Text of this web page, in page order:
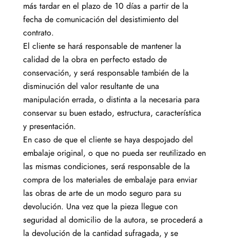
más tardar en el plazo de 10 días a partir de la
fecha de comunicación del desistimiento del
contrato.
El cliente se hará responsable de mantener la
calidad de la obra en perfecto estado de
conservación, y será responsable también de la
disminución del valor resultante de una
manipulación errada, o distinta a la necesaria para
conservar su buen estado, estructura, característica
y presentación.
En caso de que el cliente se haya despojado del
embalaje original, o que no pueda ser reutilizado en
las mismas condiciones, será responsable de la
compra de los materiales de embalaje para enviar
las obras de arte de un modo seguro para su
devolución. Una vez que la pieza llegue con
seguridad al domicilio de la autora, se procederá a
la devolución de la cantidad sufragada, y se